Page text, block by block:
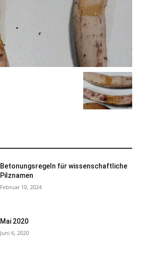
Betonungsregeln für wissenschaftliche
Pilznamen
Februar 10, 2024
Mai 2020
Juni 6, 2020